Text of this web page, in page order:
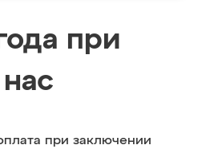
при
при заключении